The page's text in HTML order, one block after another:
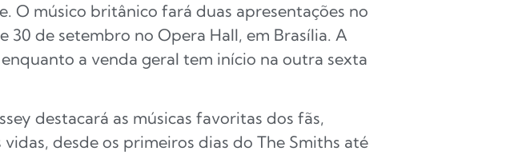
O músico britânico fará duas apresentações no
30 de setembro no Opera Hall, em Brasília. A
a venda geral tem início na outra sexta
destacará as músicas favoritas dos fãs,
desde os primeiros dias do The Smiths até